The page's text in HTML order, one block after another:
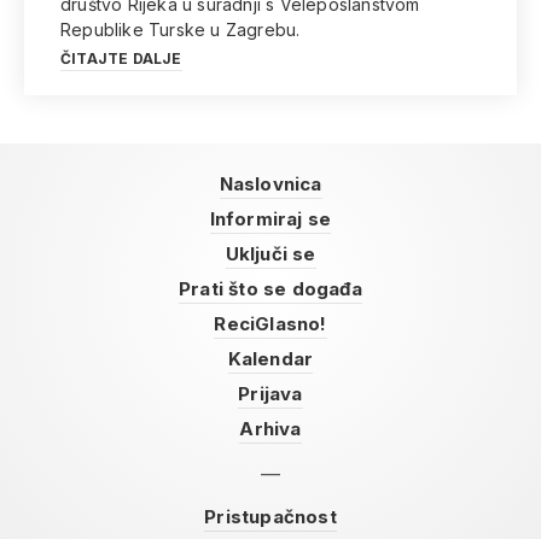
društvo Rijeka u suradnji s Veleposlanstvom
Republike Turske u Zagrebu.
ČITAJTE DALJE
Naslovnica
Informiraj se
Uključi se
Prati što se događa
ReciGlasno!
Kalendar
Prijava
Arhiva
Pristupačnost